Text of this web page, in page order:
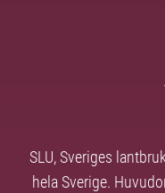
SLU, Sveriges
hela Sverige.